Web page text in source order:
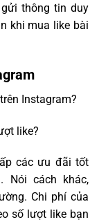
thông tin duy
khi mua like bài
Instagram?
like?
các ưu đãi tốt
Nói cách khác,
Chi phí của
số lượt like bạn